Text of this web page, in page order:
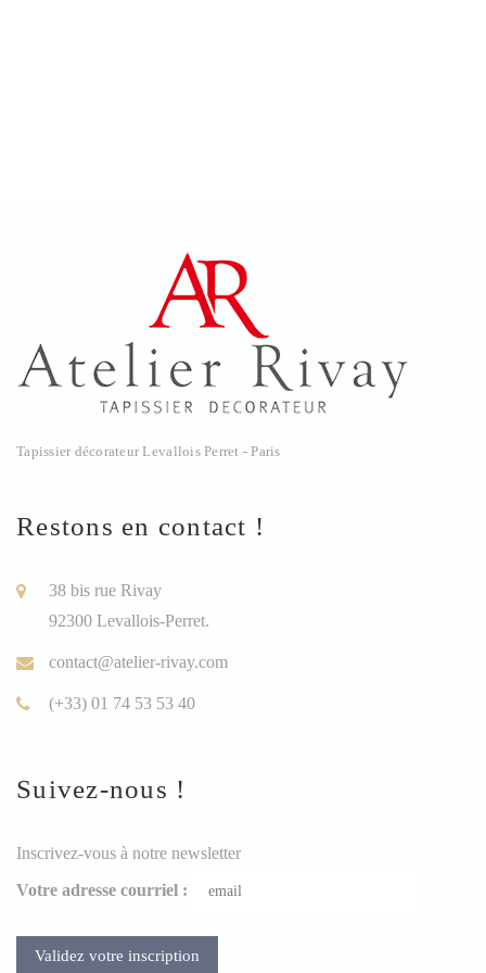
Tapissier décorateur Levallois Perret - Paris
Restons en contact !
38 bis rue Rivay
92300 Levallois-Perret.
contact@atelier-rivay.com
(+33) 01 74 53 53 40
Suivez-nous !
Inscrivez-vous à notre newsletter
Votre adresse courriel :